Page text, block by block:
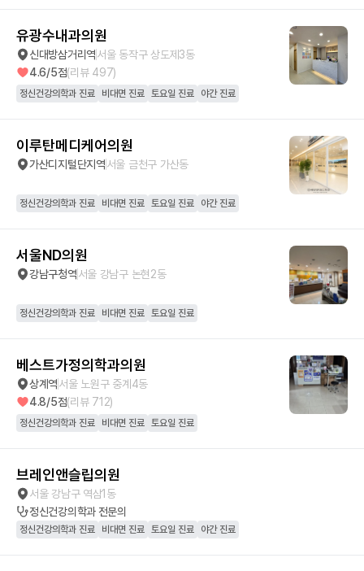
유광수내과의원
신대방삼거리역서울 동작구 상도제3동
4.6/5점(리뷰 497)
정신건강의학과 진료 비대면 진료 토요일 진료 야간 진료
이루탄메디케어의원
가산디지털단지역서울 금천구 가산동
정신건강의학과 진료 비대면 진료 토요일 진료 야간 진료
서울ND의원
강남구청역서울 강남구 논현2동
정신건강의학과 진료 비대면 진료 토요일 진료
베스트가정의학과의원
상계역서울 노원구 중계4동
4.8/5점(리뷰 712)
정신건강의학과 진료 비대면 진료 토요일 진료
브레인앤슬립의원
서울 강남구 역삼1동
정신건강의학과전문의
정신건강의학과 진료 비대면 진료 토요일 진료 야간 진료